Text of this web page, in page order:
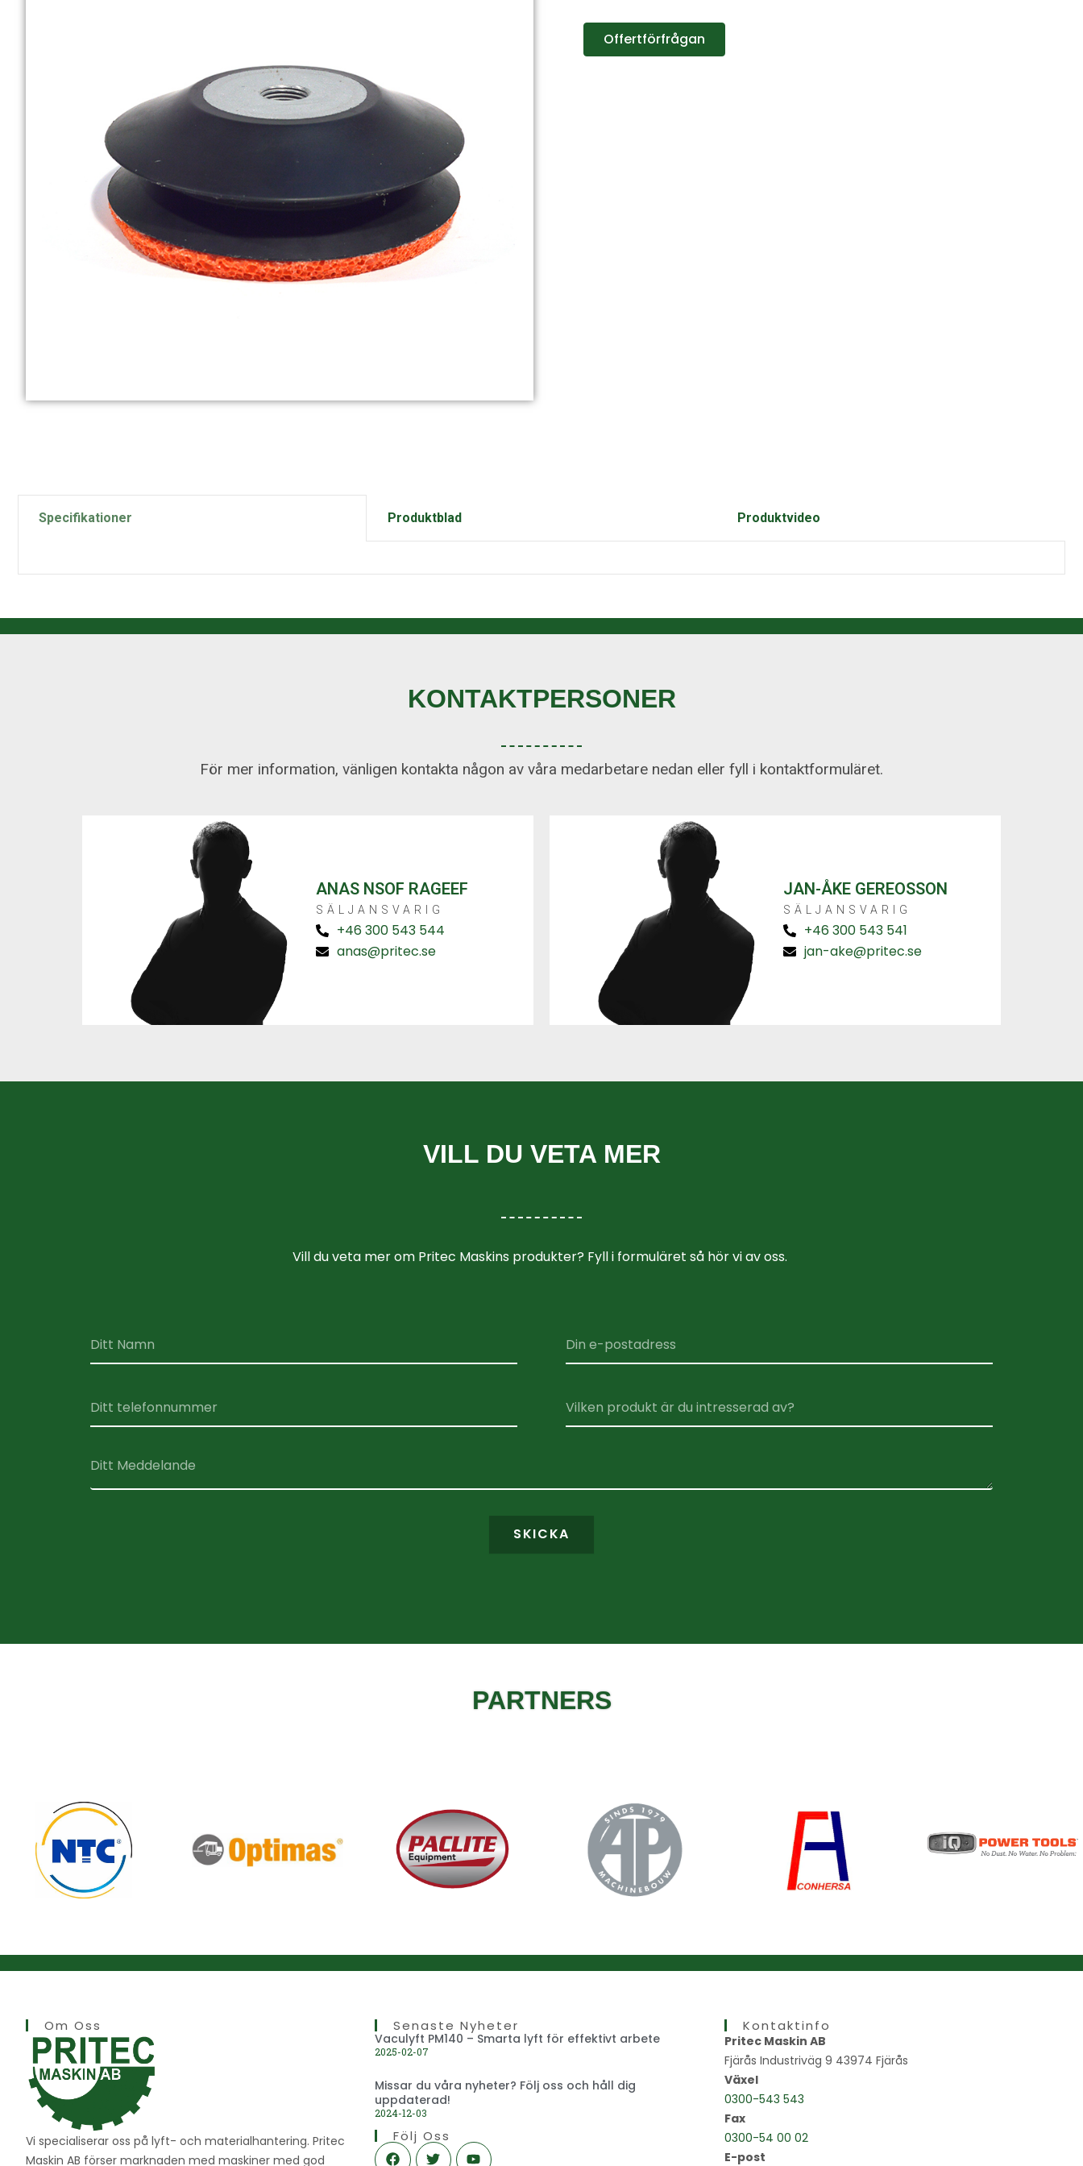
Offertförfrågan
Specifikationer Produktblad Produktvideo
KONTAKTPERSONER
För mer information, vänligen kontakta någon av våra medarbetare nedan eller fyll i kontaktformuläret.
ANAS NSOF RAGEEF
SÄLJANSVARIG
+46 300 543 544
anas@pritec.se
JAN-ÅKE GEREOSSON
SÄLJANSVARIG
+46 300 543 541
jan-ake@pritec.se
VILL DU VETA MER
Vill du veta mer om Pritec Maskins produkter? Fyll i formuläret så hör vi av oss.
SKICKA
PARTNERS
Om Oss
Vi specialiserar oss på lyft- och materialhantering. Pritec
Maskin AB förser marknaden med maskiner med god
Senaste Nyheter
Vaculyft PM140 – Smarta lyft för effektivt arbete
2025-02-07
Missar du våra nyheter? Följ oss och håll dig
uppdaterad!
2024-12-03
Följ Oss
F
a
T
w
Y
o
Kontaktinfo
Pritec Maskin AB
Fjärås Industriväg 9 43974 Fjärås
Växel
0300-543 543
Fax
0300-54 00 02
E-post